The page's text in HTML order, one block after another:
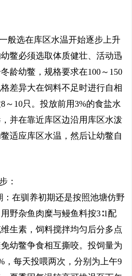
般选在库区水温开始逐步上升
鳖必须选取体质健壮、活动迅
龄幼鳖，规格要求在100～150
差异大在饲料不足时进行自相
～10只。投放前用3%的食盐水
并在靠近库区边沿用库区水泼
适应库区水温，然后让幼鳖自
：
：在驯养初期还是按照池塘仿野
野杂鱼肉糜与鳗鱼料按3∶1配
生素，饲料搅拌均匀后分多点
幼鳖争食相互撕咬。投饲量为
，每天投喂两次，分别为上午9